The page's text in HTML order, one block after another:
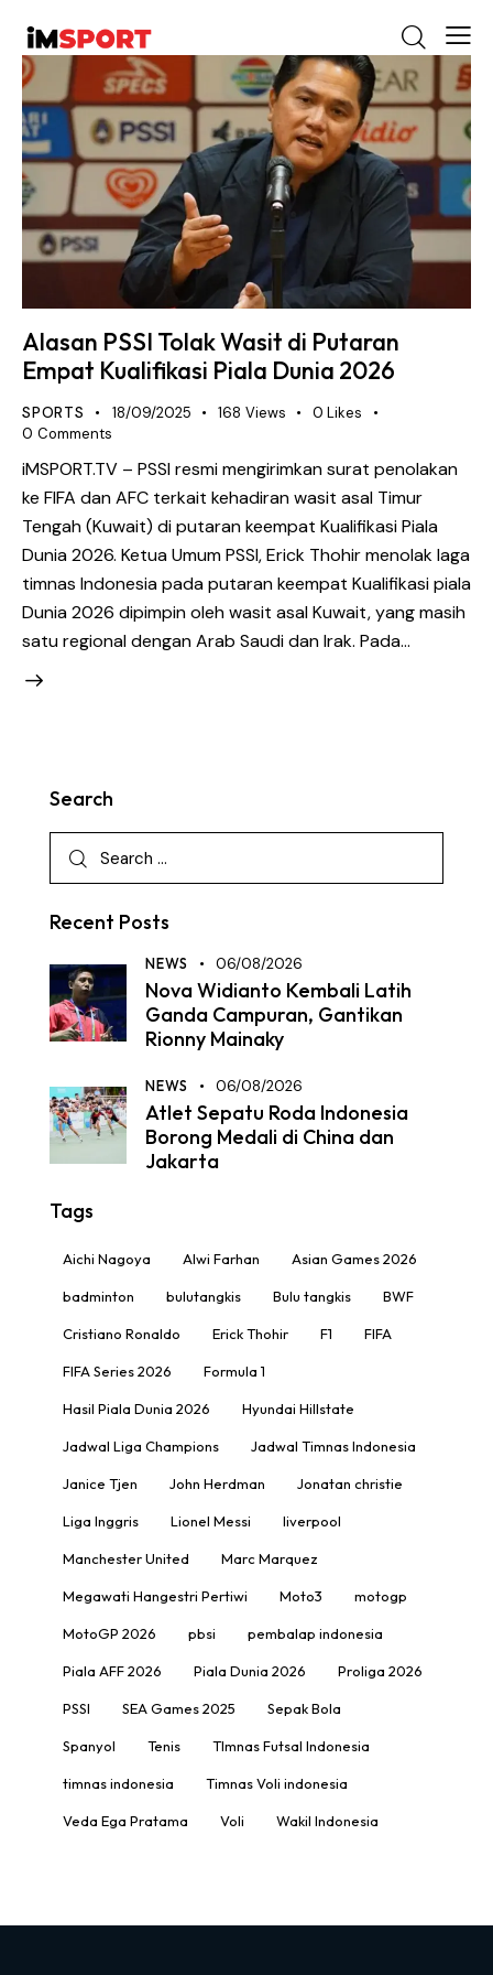
Alasan PSSI Tolak Wasit di Putaran
Empat Kualifikasi Piala Dunia 2026
SPORTS 18/09/2025 168 Views 0 Likes
0 Comments
iMSPORT.TV – PSSI resmi mengirimkan surat penolakan
ke FIFA dan AFC terkait kehadiran wasit asal Timur
Tengah (Kuwait) di putaran keempat Kualifikasi Piala
Dunia 2026. Ketua Umum PSSI, Erick Thohir menolak laga
timnas Indonesia pada putaran keempat Kualifikasi piala
Dunia 2026 dipimpin oleh wasit asal Kuwait, yang masih
satu regional dengan Arab Saudi dan Irak. Pada…
Search
Recent Posts
NEWS 06/08/2026
Nova Widianto Kembali Latih
Ganda Campuran, Gantikan
Rionny Mainaky
NEWS 06/08/2026
Atlet Sepatu Roda Indonesia
Borong Medali di China dan
Jakarta
Tags
Aichi Nagoya Alwi Farhan Asian Games 2026
badminton bulutangkis Bulu tangkis BWF
Cristiano Ronaldo Erick Thohir F1 FIFA
FIFA Series 2026 Formula 1
Hasil Piala Dunia 2026 Hyundai Hillstate
Jadwal Liga Champions Jadwal Timnas Indonesia
Janice Tjen John Herdman Jonatan christie
Liga Inggris Lionel Messi liverpool
Manchester United Marc Marquez
Megawati Hangestri Pertiwi Moto3 motogp
MotoGP 2026 pbsi pembalap indonesia
Piala AFF 2026 Piala Dunia 2026 Proliga 2026
PSSI SEA Games 2025 Sepak Bola
Spanyol Tenis TImnas Futsal Indonesia
timnas indonesia Timnas Voli indonesia
Veda Ega Pratama Voli Wakil Indonesia